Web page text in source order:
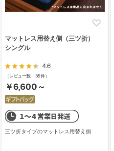
マットレス用替え側（三ツ折）
シングル
4.6
（レビュー数：35件）
￥6,600～
三ツ折タイプのマットレス用替え側